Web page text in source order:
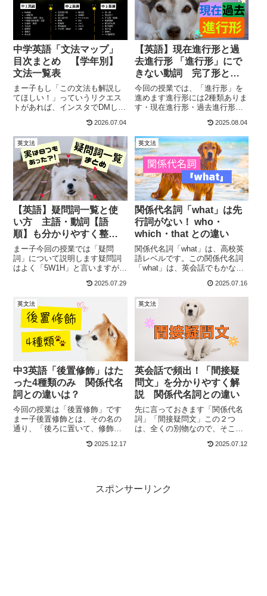
中学英語「文法マップ」
目次まとめ 【学年別】
文法一覧表
まー子もし「この文法も解説し
てほしい！」っていうリクエス
トがあれば、インスタでDMして
英語学習者のお役に立ちたいの
で、助かります＾＾中学1年生：
「Be動詞〜複数形」までBe動
詞・【英語】3つのBe動詞「使
い分け表...
2026.07.04
【英語】現在進行形と過
去進行形 「進行形」にで
きない動詞 完了形との
違いも
今回の授業では、「進行形」を
進めます進行形には2種類ありま
す・現在進行形・過去進行形
か、という違いだけなので、と
っても簡単！疑問文や否定文
も、「Be動詞」があるおかげ
で、とても簡単です★疑問文の
時は、「Be動詞...
2025.08.04
英文法
【英語】疑問詞一覧と使
い方 主語・動詞【語
順】も分かりやすく整
理
まー子今回の授業では「疑問
詞」について説明します疑問詞
はよく「5W1H」と言いますが、
what・which・where・when・
も、疑問詞の後に「are you-?」
や「d...
2025.07.29
英文法
関係代名詞「what」は先
行詞がない！ who・
which・that との違い
関係代名詞「what」は、高校英
語レベルです。この関係代名詞
「what」は、英会話でもかなり
でも、関係代名詞「what」は、
中学校で習う関係代名詞
「who」「which」「that」を理
解してれば、すぐに理解でき...
2025.07.16
英文法
中3英語「後置修飾」はた
った4種類のみ 関係代名
詞との違いは？
今回の授業は「後置修飾」です
まー子後置修飾とは、その名の
通り、「後ろに置いて、修飾す
ろに置いて、何を修飾するの？
2025.12.17
英文法
英会話で頻出！「間接疑
問文」を分かりやすく解
説 関係代名詞との違い
先に言っておきます「関係代名
詞」「間接疑問文」この２つ
は、全くの別物なので、そこを
ょう。「関係代名詞」は、
物）を詳し...
2025.07.12
スポンサーリンク